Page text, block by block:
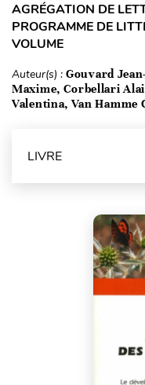
AGRÉGATION DE
PROGRAMME DE
VOLUME
Auteur(s) : Gouvard
Maxime, Corbellari
Valentina, Van Hamme
LIVRE